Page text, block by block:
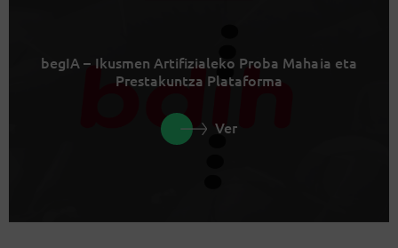
begIA – Ikusmen Artifizialeko Proba Mahaia eta
Prestakuntza Plataforma
Ver